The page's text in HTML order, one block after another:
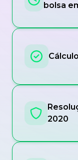
bolsa
2020